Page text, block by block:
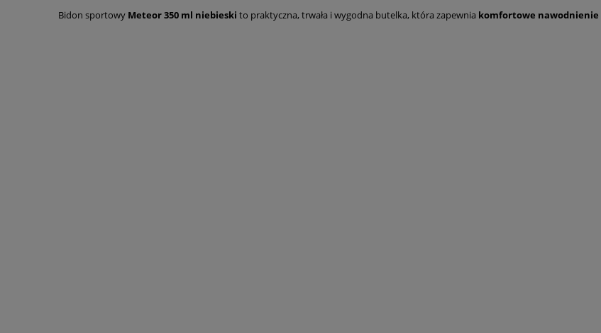
Bidon sportowy Meteor 350 ml niebieski to praktyczna, trwała i wygodna butelka, która zapewnia komfortowe nawodnienie